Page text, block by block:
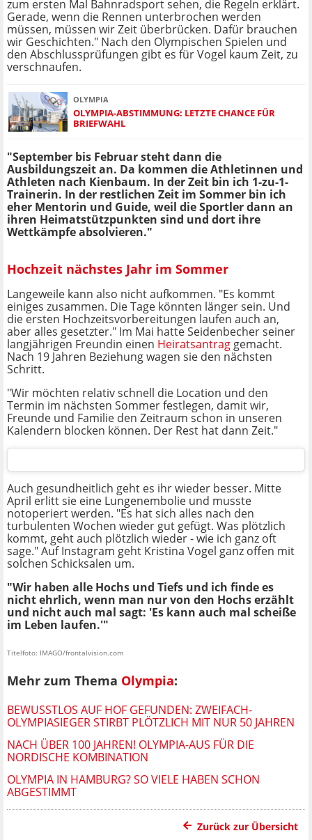
zum ersten Mal Bahnradsport sehen, die Regeln erklärt.
Gerade, wenn die Rennen unterbrochen werden
müssen, müssen wir Zeit überbrücken. Dafür brauchen
wir Geschichten." Nach den Olympischen Spielen und
den Abschlussprüfungen gibt es für Vogel kaum Zeit, zu
verschnaufen.
OLYMPIA
OLYMPIA-ABSTIMMUNG: LETZTE CHANCE FÜR
BRIEFWAHL
"September bis Februar steht dann die
Ausbildungszeit an. Da kommen die Athletinnen und
Athleten nach Kienbaum. In der Zeit bin ich 1-zu-1-
Trainerin. In der restlichen Zeit im Sommer bin ich
eher Mentorin und Guide, weil die Sportler dann an
ihren Heimatstützpunkten sind und dort ihre
Wettkämpfe absolvieren."
Hochzeit nächstes Jahr im Sommer
Langeweile kann also nicht aufkommen. "Es kommt
einiges zusammen. Die Tage könnten länger sein. Und
die ersten Hochzeitsvorbereitungen laufen auch an,
aber alles gesetzter." Im Mai hatte Seidenbecher seiner
langjährigen Freundin einen Heiratsantraggemacht.
Nach 19 Jahren Beziehung wagen sie den nächsten
Schritt.
"Wir möchten relativ schnell die Location und den
Termin im nächsten Sommer festlegen, damit wir,
Freunde und Familie den Zeitraum schon in unseren
Kalendern blocken können. Der Rest hat dann Zeit."
Auch gesundheitlich geht es ihr wieder besser. Mitte
April erlitt sie eine Lungenembolie und musste
notoperiert werden. "Es hat sich alles nach den
turbulenten Wochen wieder gut gefügt. Was plötzlich
kommt, geht auch plötzlich wieder - wie ich ganz oft
sage." Auf Instagram geht Kristina Vogel ganz offen mit
solchen Schicksalen um.
"Wir haben alle Hochs und Tiefs und ich finde es
nicht ehrlich, wenn man nur von den Hochs erzählt
und nicht auch mal sagt: 'Es kann auch mal scheiße
im Leben laufen.'"
Titelfoto: IMAGO/frontalvision.com
Mehr zum Thema Olympia:
BEWUSSTLOS AUF HOF GEFUNDEN: ZWEIFACH-
OLYMPIASIEGER STIRBT PLÖTZLICH MIT NUR 50 JAHREN
NACH ÜBER 100 JAHREN! OLYMPIA-AUS FÜR DIE
NORDISCHE KOMBINATION
OLYMPIA IN HAMBURG? SO VIELE HABEN SCHON
ABGESTIMMT
Zurück zur Übersicht